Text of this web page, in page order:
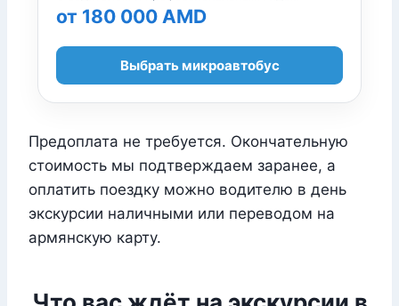
от 180 000 AMD
Выбрать микроавтобус
Предоплата не требуется. Окончательную
стоимость мы подтверждаем заранее, а
оплатить поездку можно водителю в день
экскурсии наличными или переводом на
армянскую карту.